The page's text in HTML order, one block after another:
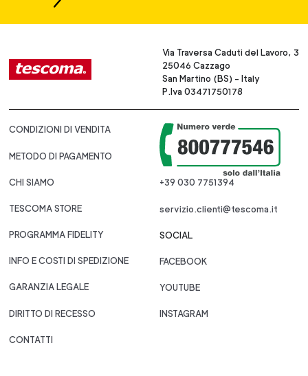
Via Traversa Caduti del Lavoro, 3
25046 Cazzago
San Martino (BS) - Italy
P.Iva 03471750178
CONDIZIONI DI VENDITA
METODO DI PAGAMENTO
CHI SIAMO
TESCOMA STORE
PROGRAMMA FIDELITY
INFO E COSTI DI SPEDIZIONE
GARANZIA LEGALE
DIRITTO DI RECESSO
CONTATTI
+39 030 7751394
servizio.clienti@tescoma.it
SOCIAL
FACEBOOK
YOUTUBE
INSTAGRAM